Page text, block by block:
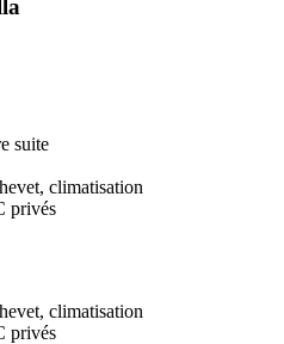
suite
climatisation
privés
climatisation
privés